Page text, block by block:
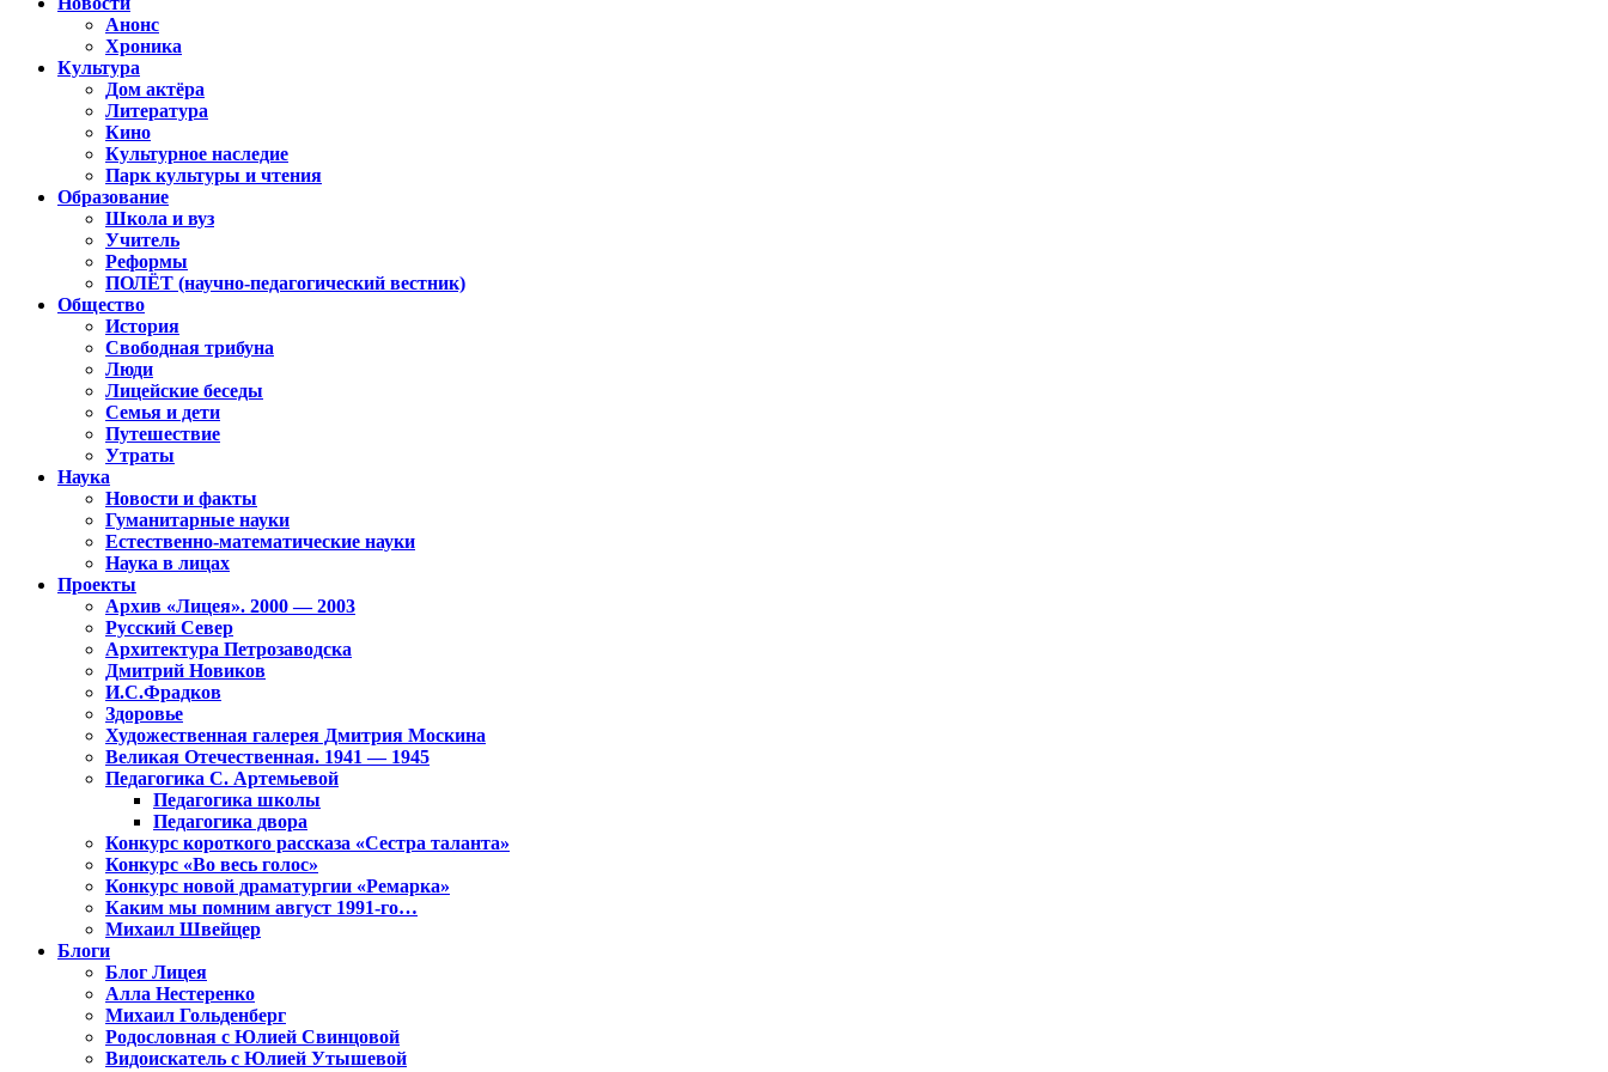
Анонс
Хроника
Культура
Дом актёра
Литература
Кино
Культурное наследие
Парк культуры и чтения
Образование
Школа и вуз
Учитель
Реформы
ПОЛЁТ (научно-педагогический вестник)
Общество
История
Свободная трибуна
Люди
Лицейские беседы
Семья и дети
Путешествие
Утраты
Наука
Новости и факты
Гуманитарные науки
Естественно-математические науки
Наука в лицах
Проекты
Архив «Лицея». 2000 — 2003
Русский Север
Архитектура Петрозаводска
Дмитрий Новиков
И.С.Фрадков
Здоровье
Художественная галерея Дмитрия Москина
Великая Отечественная. 1941 — 1945
Педагогика С. Артемьевой
Педагогика школы
Педагогика двора
Конкурс короткого рассказа «Сестра таланта»
Конкурс «Во весь голос»
Конкурс новой драматургии «Ремарка»
Каким мы помним август 1991-го…
Михаил Швейцер
Блоги
Блог Лицея
Алла Нестеренко
Михаил Гольденберг
Родословная с Юлией Свинцовой
Видоискатель с Юлией Утышевой